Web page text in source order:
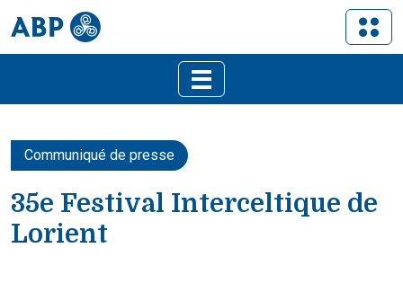
Communiqué de presse
35e Festival Interceltique de
Lorient